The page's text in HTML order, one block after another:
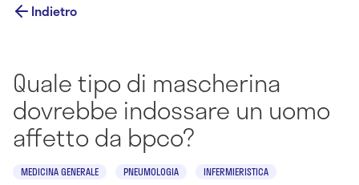
Indietro
Quale tipo di mascherina
dovrebbe indossare un uomo
affetto da bpco?
MEDICINA GENERALE PNEUMOLOGIA INFERMIERISTICA